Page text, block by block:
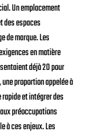
Un emplacement
des espaces
de marque. Les
en matière
déjà 20 pour
proportion appelée à
et intégrer des
préoccupations
à ces enjeux. Les